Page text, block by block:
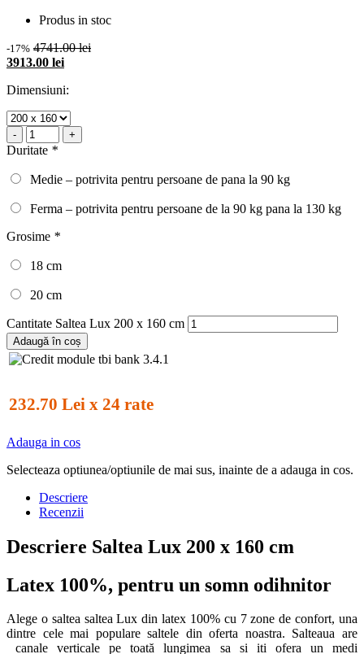
Produs in stoc
-17% 4741.00 lei
3913.00 lei
Dimensiuni:
- +
Duritate *
Medie – potrivita pentru persoane de pana la 90 kg
Ferma – potrivita pentru persoane de la 90 kg pana la 130 kg
Grosime *
18 cm
20 cm
Cantitate Saltea Lux 200 x 160 cm
Adaugă în coș
232.70 Lei x 24 rate
Adauga in cos
Selecteaza optiunea/optiunile de mai sus, inainte de a adauga in cos.
Descriere
Recenzii
Descriere Saltea Lux 200 x 160 cm
Latex 100%, pentru un somn odihnitor
Alege o saltea saltea Lux din latex 100% cu 7 zone de confort, una
dintre cele mai populare saltele din oferta noastra. Salteaua are
canale verticale pe toată lungimea sa si iti ofera un medi